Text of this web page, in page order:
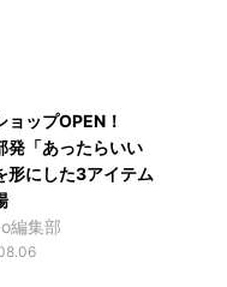
ョップOPEN！
発「あったらいい
形にした3アイテム
編集部